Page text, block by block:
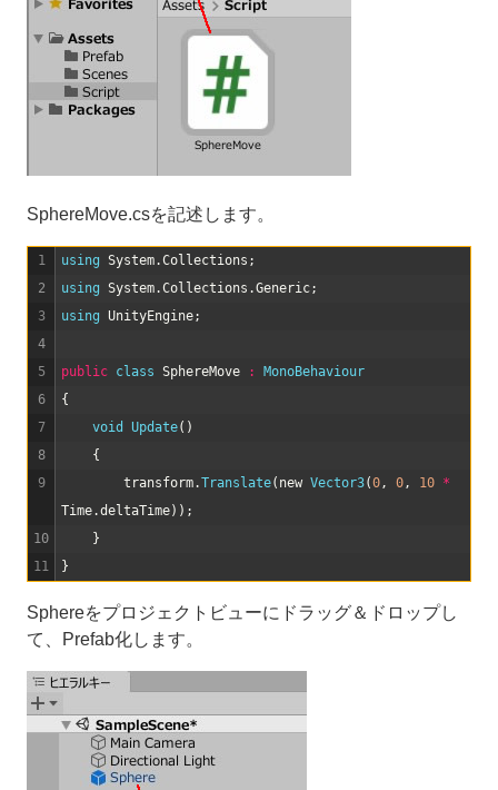
SphereMove.csを記述します。
1
2
3
4
5
6
7
8
9
10
11
using System.Collections ;
using System.Collections .Generic;
using UnityEngine;
public class SphereMove :
MonoBehaviour
{
void
Update( )
{
transform.Translate( new Vector3(0, 0, 10 *
Time.deltaTime) ) ;
}
}
Sphereをプロジェクトビューにドラッグ＆ドロップし
て、Prefab化します。